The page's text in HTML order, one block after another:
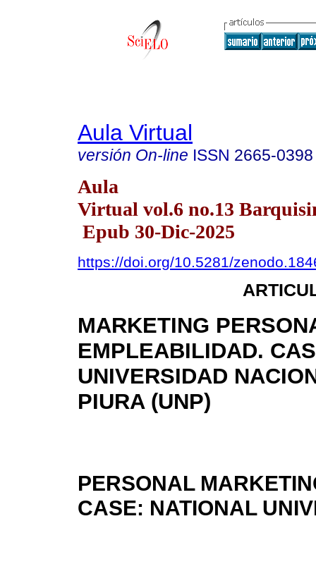
Aula Virtual
versión On-line ISSN 2665-0398
Aula
Virtual vol.6 no.13
Epub 30-Dic-2025
https://doi.org/10.5281/
MARKETING
EMPLEABILIDAD.
UNIVERSIDAD
PIURA (UNP)
PERSONAL
CASE: NATIONAL